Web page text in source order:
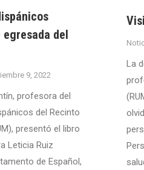
del
9, 2022
profesora del
del Recinto
presentó el libro
Leticia Ruiz
de Español,
La